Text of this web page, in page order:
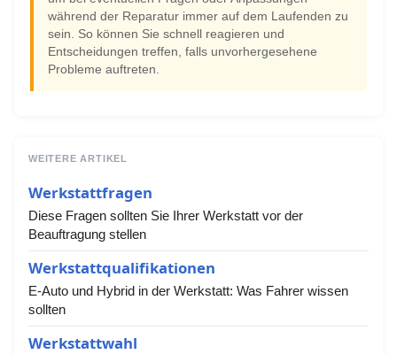
während der Reparatur immer auf dem Laufenden zu
sein. So können Sie schnell reagieren und
Entscheidungen treffen, falls unvorhergesehene
Probleme auftreten.
WEITERE ARTIKEL
Werkstattfragen
Diese Fragen sollten Sie Ihrer Werkstatt vor der
Beauftragung stellen
Werkstattqualifikationen
E-Auto und Hybrid in der Werkstatt: Was Fahrer wissen
sollten
Werkstattwahl